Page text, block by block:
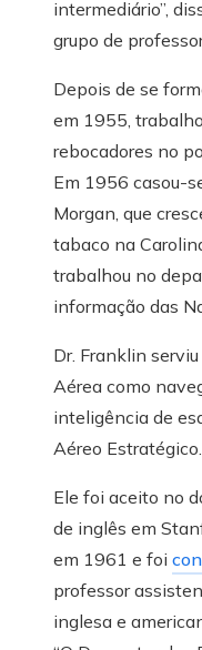
intermediário”,
grupo de
Depois de se
em 1955,
rebocadores no
Em 1956 casou-
Morgan, que
tabaco na
trabalhou no
informação das
Dr. Franklin
Aérea como
inteligência de
Aéreo Estratégico.
Ele foi aceito no
de inglês em
em 1961 e foi
professor
inglesa e